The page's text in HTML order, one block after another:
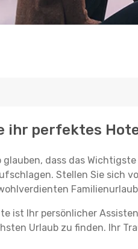
ihr perfektes
glauben, dass das
Stellen Sie sich
ist Ihr persönlicher
Urlaub zu finden. Ihr